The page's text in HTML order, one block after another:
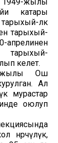
катары
өлкө
тарыхый-
апрелинен
тарыхый-
келет.
жылы Ош
Ал
мурастар
оюлуп
өнөрчүлүк,